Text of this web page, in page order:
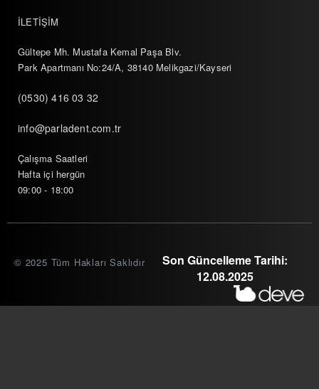
İLETİŞİM
Gültepe Mh. Mustafa Kemal Paşa Blv.
Park Apartmanı No:24/A, 38140 Melikgazi/Kayseri
(0530) 416 03 32
info@parladent.com.tr
Çalışma Saatleri
Hafta içi hergün
09:00 - 18:00
© 2025 Tüm Hakları Saklıdır
Son Güncelleme Tarihi:
12.08.2025